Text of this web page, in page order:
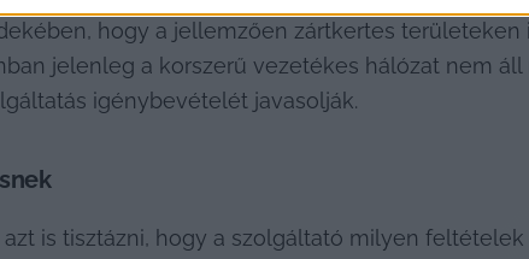
hogy a jellemzően zártkertes
jelenleg a korszerű vezetékes hálózat nem
igénybevételét javasolják.
is tisztázni, hogy a szolgáltató milyen